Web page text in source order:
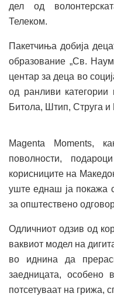
дел од
Телеком.
Пакетчиња добија
образование „Св.
центар за деца во
од ранливи категории
Битола, Штип, Струга и
Magenta Moments,
поволности,
корисниците на
уште еднаш ја покажа
за општествено
Одличниот одзив од
ваквиот модел на
во иднина да
заедницата, особено
потсетуваат на грижа,